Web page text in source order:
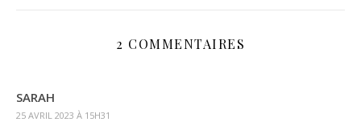
2 COMMENTAIRES
SARAH
25 AVRIL 2023 À 15H31